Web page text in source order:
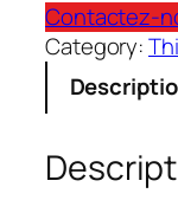
Contactez-
Category: